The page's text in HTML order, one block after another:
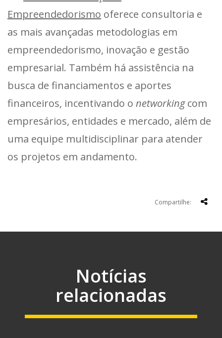
Empreendedorismo oferece consultoria e
as mais avançadas metodologias em
empreendedorismo, inovação e gestão
empresarial. Também há assistência na
busca de financiamentos e aportes
financeiros, incentivando o networkingcom
empresários, entidades e mercado, além de
uma equipe multidisciplinar para atender
os projetos em andamento.
Compartilhe:
Notícias
relacionadas